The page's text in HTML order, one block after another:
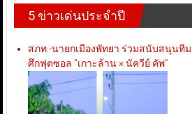
5 ข่าวเด่นประจำปี
สภท.-นายกเมืองพัทยา ร่วมสนับสนุนทีม
ศึกฟุตซอล “เกาะล้าน × นัควีย์ คัพ”